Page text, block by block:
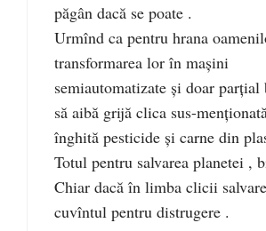
păgân dacă se poate .
Urmînd ca pentru hrana
transformarea lor în mașini
semiautomatizate și doar
să aibă grijă clica sus-
înghită pesticide și carne din
Totul pentru salvarea planetei ,
Chiar dacă în limba clicii
cuvîntul pentru distrugere .